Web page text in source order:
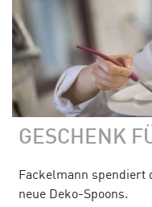
GESCHENK
Fackelmann spendiert
neue Deko-Spoons.